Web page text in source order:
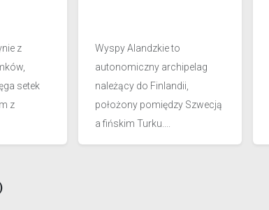
z
setek
z
Wyspy Alandzkie to
autonomiczny archipelag
należący do Finlandii,
położony pomiędzy Szwecją
a fińskim Turku....